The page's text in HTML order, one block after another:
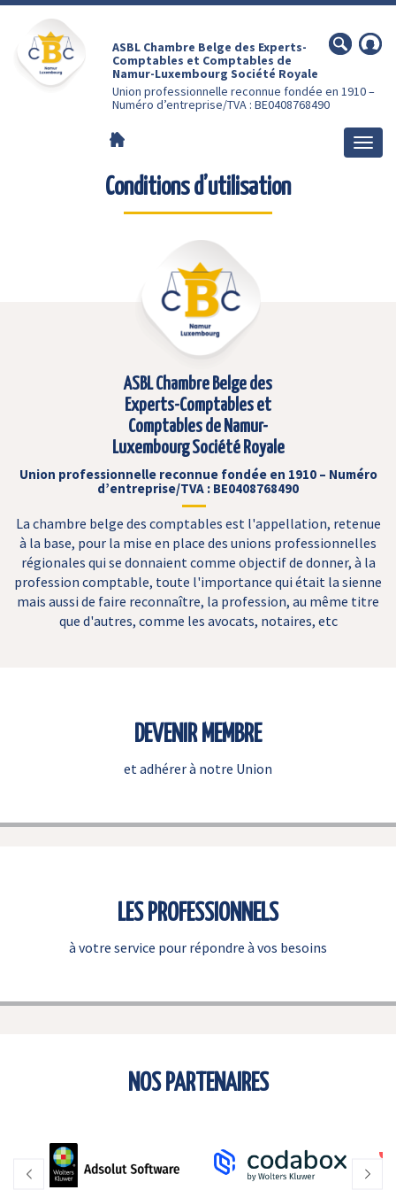
ASBL Chambre Belge des Experts-
Comptables et Comptables de
Namur-Luxembourg Société Royale
Union professionnelle reconnue fondée en 1910 –
Numéro d’entreprise/TVA : BE0408768490
Conditions d’utilisation
ASBL Chambre Belge des
Experts-Comptables et
Comptables de Namur-
Luxembourg Société Royale
Union professionnelle reconnue fondée en 1910 – Numéro
d’entreprise/TVA : BE0408768490
La chambre belge des comptables est l'appellation, retenue
à la base, pour la mise en place des unions professionnelles
régionales qui se donnaient comme objectif de donner, à la
profession comptable, toute l'importance qui était la sienne
mais aussi de faire reconnaître, la profession, au même titre
que d'autres, comme les avocats, notaires, etc
DEVENIR MEMBRE
et adhérer à notre Union
LES PROFESSIONNELS
à votre service pour répondre à vos besoins
NOS PARTENAIRES